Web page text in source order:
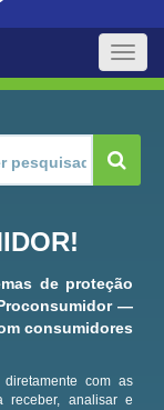
Toggle
de proteção
—
consumidores
diretamente com as
receber, analisar e